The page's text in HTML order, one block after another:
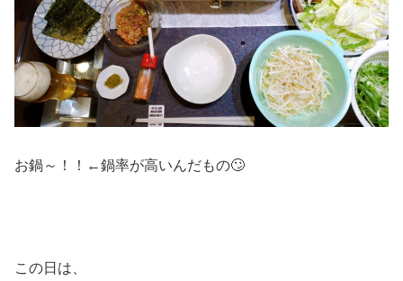
お鍋～！！←鍋率が高いんだもの🙄
この日は、